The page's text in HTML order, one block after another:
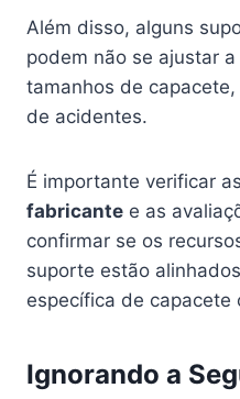
Além disso, alguns
podem não se ajustar
tamanhos de
de acidentes.
É importante verificar as
fabricante e as
confirmar se os
suporte estão
específica de capacete
Ignorando a